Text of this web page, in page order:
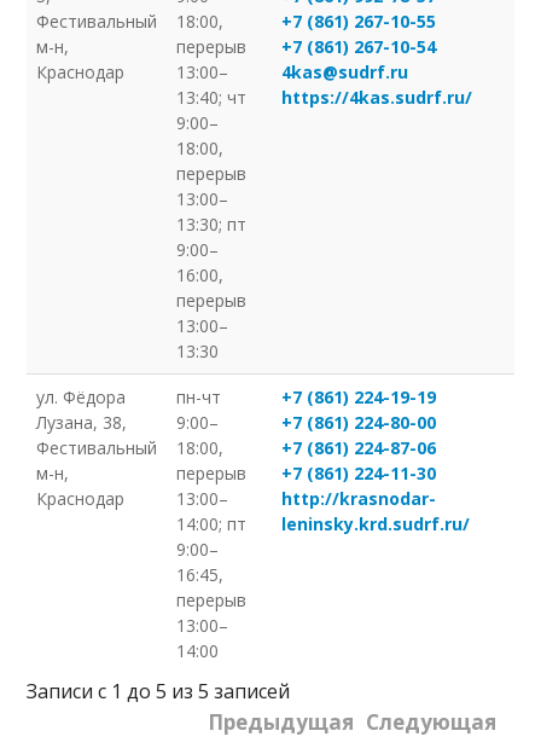
Фестивальный
м-н,
Краснодар
18:00,
перерыв
13:00–
13:40; чт
9:00–
18:00,
перерыв
13:00–
13:30; пт
9:00–
16:00,
перерыв
13:00–
13:30
+7 (861) 267-10-55
+7 (861) 267-10-54
4kas@sudrf.ru
https://4kas.sudrf.ru/
ул. Фёдора
Лузана, 38,
Фестивальный
м-н,
Краснодар
пн-чт
9:00–
18:00,
перерыв
13:00–
14:00; пт
9:00–
16:45,
перерыв
13:00–
14:00
+7 (861) 224-19-19
+7 (861) 224-80-00
+7 (861) 224-87-06
+7 (861) 224-11-30
http://krasnodar-
leninsky.krd.sudrf.ru/
Записи с 1 до 5 из 5 записей
Предыдущая Следующая